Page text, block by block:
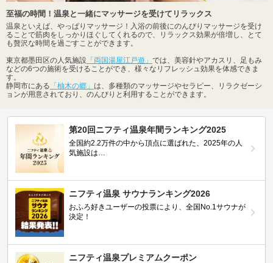
至福の時間！温泉と一緒にマッサージを受けてリラックス
温泉といえば、やっぱりマッサージ！入浴の前後にのんびりマッサージを受け
ることで筋肉をしっかりほぐしてくれるので、リラックス効果が倍増し、とて
も贅沢な時間を過ごすことができます。
東京都墨田区の人気施設 「両国湯屋江戸遊」 では、美容針やアカスリ、足もみ
などの6つの施術を受けることができ、様々なリフレッシュ効果を体感できま
す。
静岡市にある 「柚木の郷」 は、多種類のマッサージやセラピー、リラクゼーシ
ョンが用意されており、のんびりと利用することができます。
第20回ニフティ温泉年間ランキング2025
全国約2.2万件の中から頂点に選ばれた、2025年の人
気施設は…
ニフティ温泉 サウナランキング2026
おふろ好きユーザーの投票により、全国No.1サウナが
決定！
ニフティ温泉プレミアムクーポン